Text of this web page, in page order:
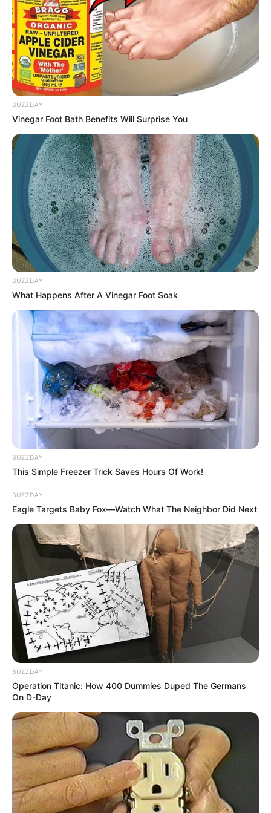
περιοχήτης Δροσιάς.
Άμμος, σκουπίδια, μικρά αντικείμενα, και
ξύλα σηκώθηκαν από τα κύματα, σχεδόν
καλύπτοντας τον παραλιακό δρόμο.
Οι φωτογραφίες του τοπίου μαρτυρούν την
ορμητική δύναμη της φύσηςκαι την
ανθεκτικότητα των κατοίκων που βρίσκονται
αντιμέτωποι με τις απρόβλεπτες εκδηλώσεις
του καιρού.
Ο δήμος αντέδρασε άμεσα, με συνεργεία
αποκατάστασης.
Οικάτοικοι, αν και έζησαν την ένταση της
φύσης, ενώθηκαν για να αντιμετωπίσουν τις
συνέπειες και να επαναφέρουν τη φυσική
ομορφιά της περιοχής τους.
Οι επιπτώσεις των δυνατών ανέμων
υπενθυμίζουν σε όλους μας την ανάγκη για
σεβασμό και προσοχή στη φύση.
Η δύναμη των ανέμων μπορεί να είναι
BUZZDAY
Vinegar Foot Bath Benefits Will Surprise You
BUZZDAY
What Happens After A Vinegar Foot Soak
BUZZDAY
This Simple Freezer Trick Saves Hours Of Work!
BUZZDAY
Eagle Targets Baby Fox—Watch What The Neighbor Did Next
BUZZDAY
Operation Titanic: How 400 Dummies Duped The Germans
On D-Day